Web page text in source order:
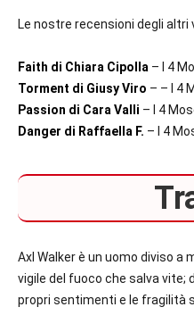
Le nostre recensioni degli altri
Faith di Chiara Cipolla – I 4
Torment di Giusy Viro – – I 4
Passion di Cara Valli – I 4
Danger di Raffaella F. – I 4
Axl Walker è un uomo diviso a
vigile del fuoco che salva vite;
propri sentimenti e le fragilità